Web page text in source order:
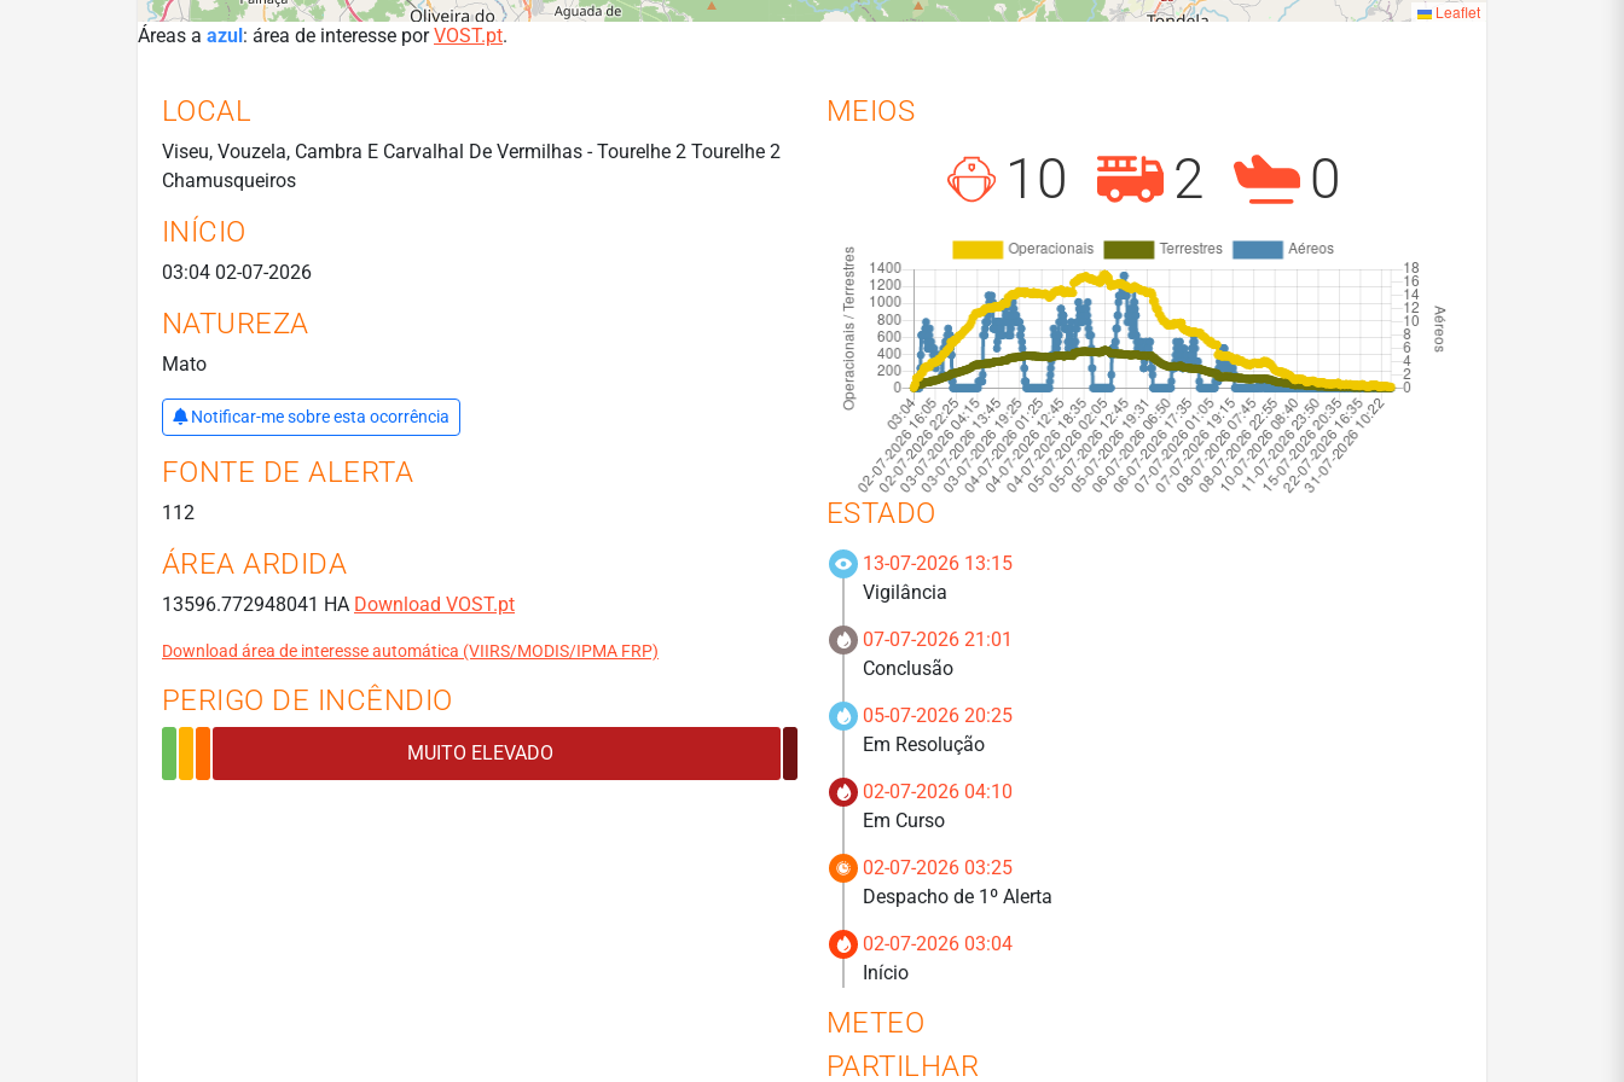
Leaflet
Áreas a azul: área de interesse porVOST.pt.
LOCAL
Viseu, Vouzela, Cambra E Carvalhal De Vermilhas - Tourelhe 2 Tourelhe 2
Chamusqueiros
INÍCIO
03:04 02-07-2026
NATUREZA
Mato
Notificar-me sobre esta ocorrência
FONTE DE ALERTA
112
ÁREA ARDIDA
13596.772948041 HA Download VOST.pt
Download área de interesse automática (VIIRS/MODIS/IPMA FRP)
PERIGO DE INCÊNDIO
MEIOS
10 2 0
ESTADO
13-07-2026 13:15
Vigilância
07-07-2026 21:01
Conclusão
05-07-2026 20:25
Em Resolução
02-07-2026 04:10
Em Curso
02-07-2026 03:25
Despacho de 1º Alerta
02-07-2026 03:04
Início
METEO
PARTILHAR